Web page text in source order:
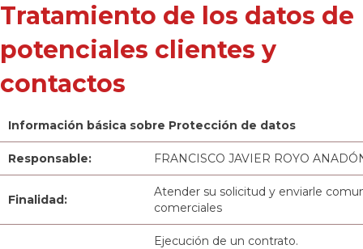
Tratamiento de los datos de
potenciales clientes y
contactos
Información básica sobre Protección de datos
Responsable: FRANCISCO JAVIER ROYO
Finalidad:
Atender su solicitud y enviarle
comerciales
Ejecución de un contrato.